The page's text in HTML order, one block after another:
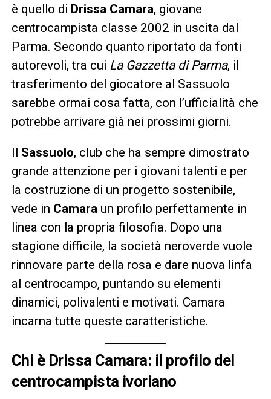
è quello di Drissa Camara, giovane
centrocampista classe 2002 in uscita dal
Parma. Secondo quanto riportato da fonti
autorevoli, tra cui La Gazzetta di Parma, il
trasferimento del giocatore al Sassuolo
sarebbe ormai cosa fatta, con l’ufficialità che
potrebbe arrivare già nei prossimi giorni.
Il Sassuolo, club che ha sempre dimostrato
grande attenzione per i giovani talenti e per
la costruzione di un progetto sostenibile,
vede in Camara un profilo perfettamente in
linea con la propria filosofia. Dopo una
stagione difficile, la società neroverde vuole
rinnovare parte della rosa e dare nuova linfa
al centrocampo, puntando su elementi
dinamici, polivalenti e motivati. Camara
incarna tutte queste caratteristiche.
Chi è Drissa Camara: il profilo del
centrocampista ivoriano